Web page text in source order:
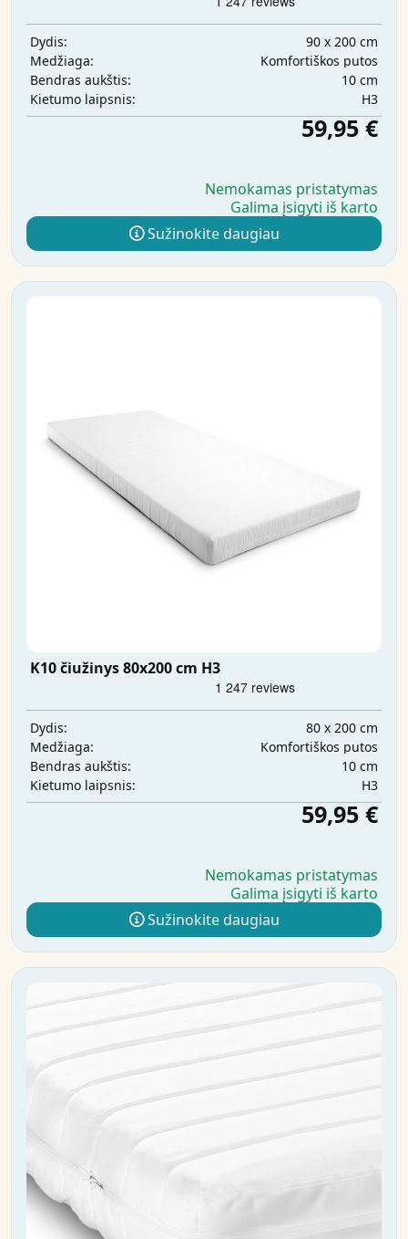
Dydis:
90 x 200 cm
Medžiaga:
Komfortiškos putos
Bendras aukštis:
10 cm
Kietumo laipsnis:
H3
59,95 €
Nemokamas pristatymas
Galima įsigyti iš karto
Sužinokite daugiau
K10 čiužinys 80x200 cm H3
Dydis:
80 x 200 cm
Medžiaga:
Komfortiškos putos
Bendras aukštis:
10 cm
Kietumo laipsnis:
H3
59,95 €
Nemokamas pristatymas
Galima įsigyti iš karto
Sužinokite daugiau